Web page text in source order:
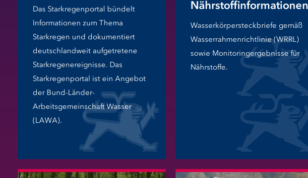
Das Starkregenportal bündelt
Informationen zum Thema
Starkregen und dokumentiert
deutschlandweit aufgetretene
Starkregenereignisse. Das
Starkregenportal ist ein Angebot
der Bund-Länder-
Arbeitsgemeinschaft Wasser
(LAWA).
Nährstoffinformationen
Wasserkörpersteckbriefe gemäß
Wasserrahmenrichtlinie (WRRL)
sowie Monitoringergebnisse für
Nährstoffe.